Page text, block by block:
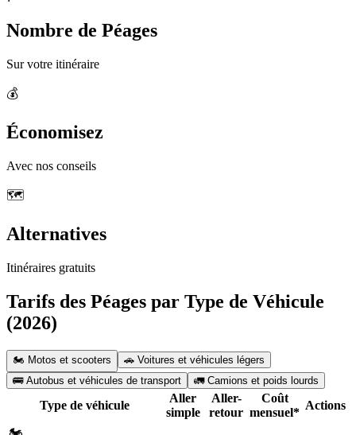
Nombre de Péages
Sur votre itinéraire
💰
Économisez
Avec nos conseils
🗺️
Alternatives
Itinéraires gratuits
Tarifs des Péages par Type de Véhicule
(2026)
🏍️ Motos et scooters
🚗 Voitures et véhicules légers
🚌 Autobus et véhicules de transport
🚛 Camions et poids lourds
Type de véhicule
Aller
simple
Aller-
retour
Coût
mensuel*
Actions
🏍️